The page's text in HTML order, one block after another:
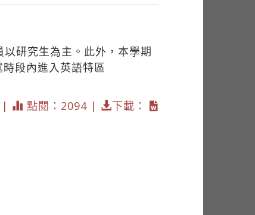
研究生為主。此外，本學期
段內進入英語特區
點閱：2094 | 下載：